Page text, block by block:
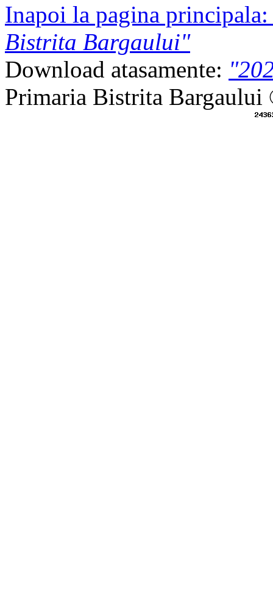
Inapoi la pagina
Bistrita Bargaului"
Download atasamente:
Primaria Bistrita Bargaului